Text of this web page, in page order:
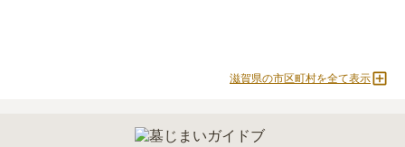
滋賀県の市区町村を全て表示